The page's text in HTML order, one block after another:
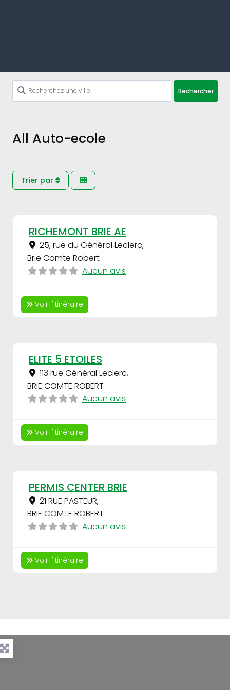
Rechercher
All Auto-ecole
Trier par
RICHEMONT BRIE AE
25, rue du Général Leclerc,
Brie Comte Robert
Aucun avis
Voir l'itinéraire
ELITE 5 ETOILES
113 rue Général Leclerc,
BRIE COMTE ROBERT
Aucun avis
Voir l'itinéraire
PERMIS CENTER BRIE
21 RUE PASTEUR,
BRIE COMTE ROBERT
Aucun avis
Voir l'itinéraire